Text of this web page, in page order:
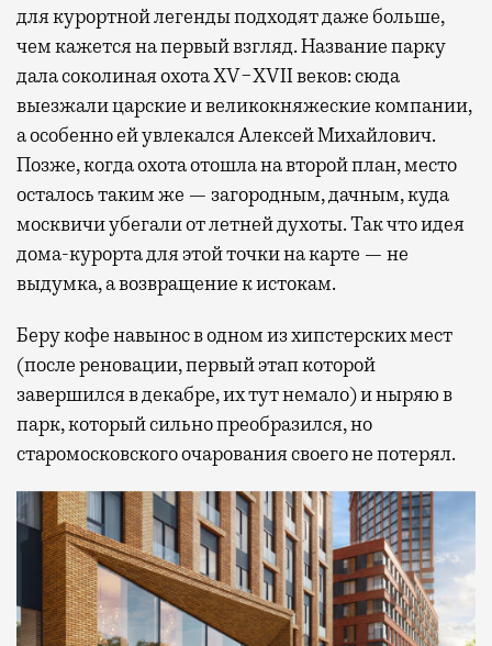
для курортной легенды подходят даже больше,
чем кажется на первый взгляд. Название парку
дала соколиная охота XV−XVII веков: сюда
выезжали царские и великокняжеские компании,
а особенно ей увлекался Алексей Михайлович.
Позже, когда охота отошла на второй план, место
осталось таким же — загородным, дачным, куда
москвичи убегали от летней духоты. Так что идея
дома-курорта для этой точки на карте — не
выдумка, а возвращение к истокам.
Беру кофе навынос в одном из хипстерских мест
(после реновации, первый этап которой
завершился в декабре, их тут немало) и ныряю в
парк, который сильно преобразился, но
старомосковского очарования своего не потерял.